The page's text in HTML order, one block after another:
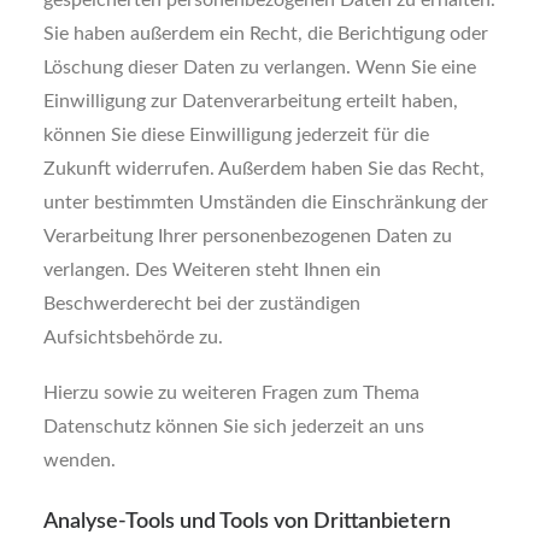
Sie haben außerdem ein Recht, die Berichtigung oder
Löschung dieser Daten zu verlangen. Wenn Sie eine
Einwilligung zur Datenverarbeitung erteilt haben,
können Sie diese Einwilligung jederzeit für die
Zukunft widerrufen. Außerdem haben Sie das Recht,
unter bestimmten Umständen die Einschränkung der
Verarbeitung Ihrer personenbezogenen Daten zu
verlangen. Des Weiteren steht Ihnen ein
Beschwerderecht bei der zuständigen
Aufsichtsbehörde zu.
Hierzu sowie zu weiteren Fragen zum Thema
Datenschutz können Sie sich jederzeit an uns
wenden.
Analyse-Tools und Tools von Dritt­anbietern